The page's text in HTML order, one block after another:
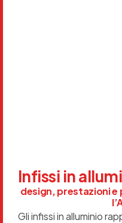
Infissi in
design, prestazioni
Gli infissi in alluminio